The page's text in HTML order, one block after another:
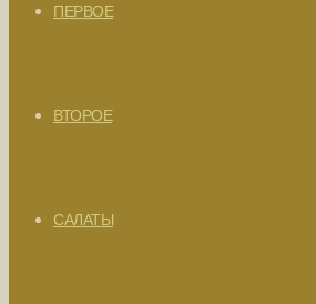
ПЕРВОЕ
ВТОРОЕ
САЛАТЫ